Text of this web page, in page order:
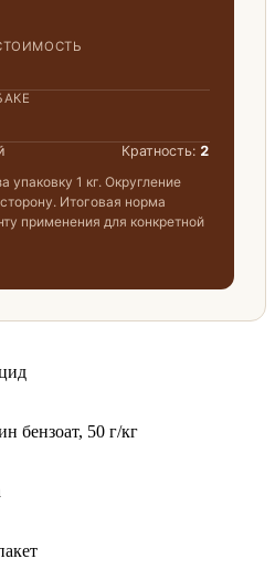
Кратность: 2
упаковку 1 кг. Округление
Итоговая норма
применения для конкретной
бензоат, 50 г/кг